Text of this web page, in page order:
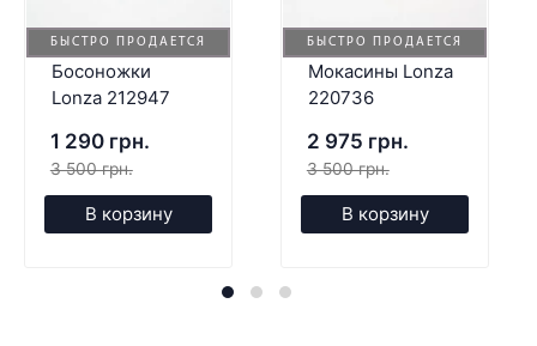
БЫСТРО ПРОДАЕТСЯ
Босоножки
Lonza 212947
1 290 грн.
3 500 грн.
В корзину
БЫСТРО ПРОДАЕТСЯ
Мокасины Lonza
220736
2 975 грн.
3 500 грн.
В корзину